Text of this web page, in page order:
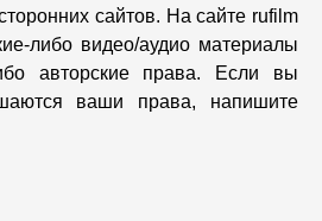
сайтов. На сайте rufilm
либо видео/аудио материалы
авторские права. Если вы
ваши права, напишите